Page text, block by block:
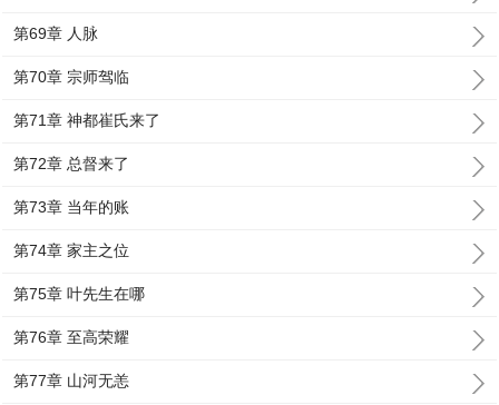
第69章 人脉
第70章 宗师驾临
第71章 神都崔氏来了
第72章 总督来了
第73章 当年的账
第74章 家主之位
第75章 叶先生在哪
第76章 至高荣耀
第77章 山河无恙